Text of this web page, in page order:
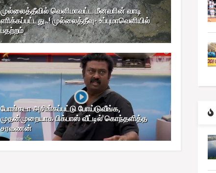
முல்லைத்தீவில் வெளிமாவட்ட மீனவாின் வாடி
எாிக்கப்பட்டது..! முல்லைத்தீவு- உப்புமாவெளியில்
பதற்றம்
போங்கடா அசிங்கப்பட்டு போய்டுவீங்க,
முதன்முறையாக பிக்பாஸ் வீட்டில் கொந்தளித்த
சரவணன்